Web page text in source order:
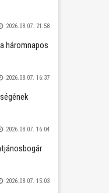
2026.08.07. 21:58
háromnapos
2026.08.07. 16:37
2026.08.07. 16:04
2026.08.07. 15:03